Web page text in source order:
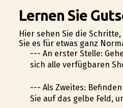
Lernen Sie
Hier sehen Sie die
Sie es für etwas ganz
--- An erster Stelle:
sich alle verfügbaren
--- Als Zweites:
Sie auf das gelbe Feld,